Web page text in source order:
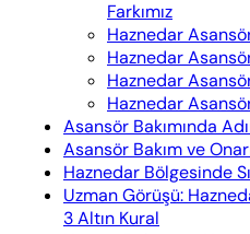
Farkımız
Haznedar
Haznedar
Haznedar
Haznedar
Asansör Bakımında
Asansör Bakım ve
Haznedar Bölgesinde
Uzman Görüşü:
3 Altın Kural